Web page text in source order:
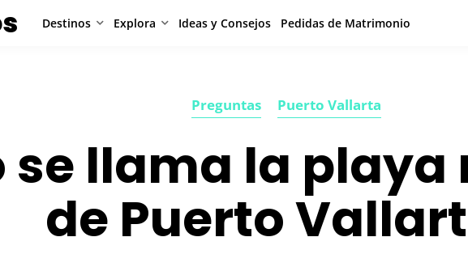
Destinos Explora Ideas y Consejos Pedidas de Matrimonio
Preguntas Puerto Vallarta
se llama la
de Puerto